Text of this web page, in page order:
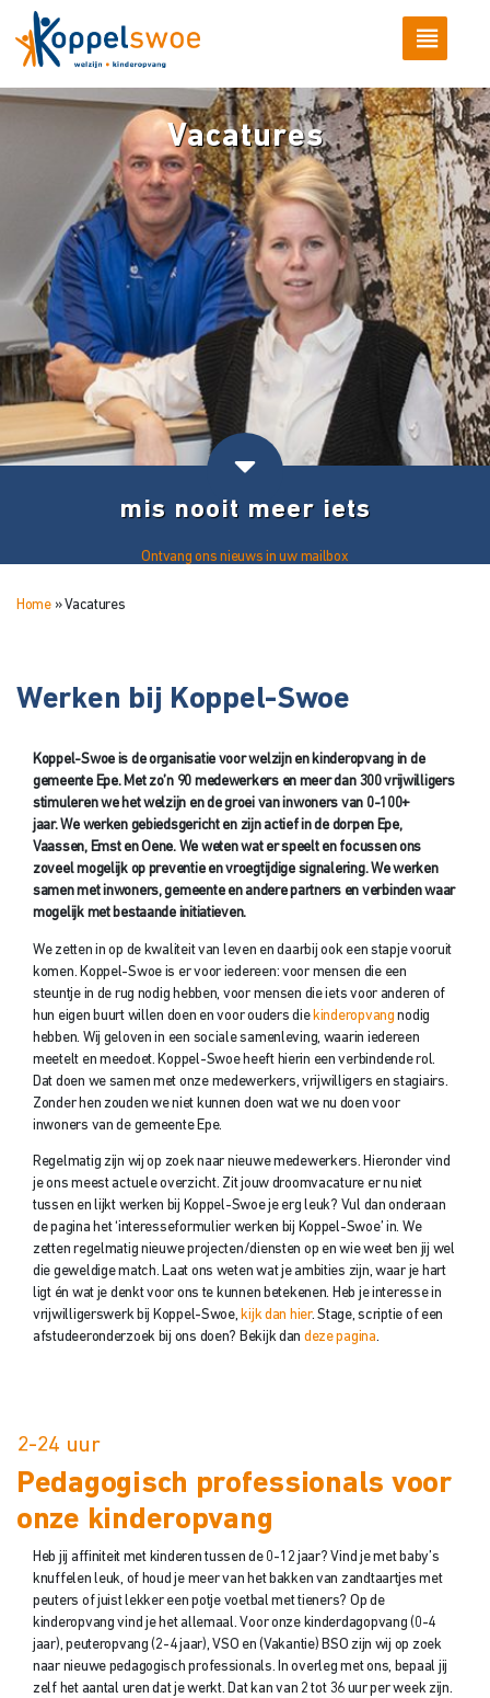
Vacatures
mis nooit meer iets
Ontvang ons nieuws in uw mailbox
Home»Vacatures
Werken bij Koppel-Swoe
Koppel-Swoe is de organisatie voor welzijn en kinderopvang in de
gemeente Epe. Met zo’n 90 medewerkers en meer dan 300 vrijwilligers
stimuleren we het welzijn en de groei van inwoners van 0-100+
jaar. We werken gebiedsgericht en zijn actief in de dorpen Epe,
Vaassen, Emst en Oene. We weten wat er speelt en focussen ons
zoveel mogelijk op preventie en vroegtijdige signalering. We werken
samen met inwoners, gemeente en andere partners en verbinden waar
mogelijk met bestaande initiatieven.
We zetten in op de kwaliteit van leven en daarbij ook een stapje vooruit
komen. Koppel-Swoe is er voor iedereen: voor mensen die een
steuntje in de rug nodig hebben, voor mensen die iets voor anderen of
hun eigen buurt willen doen en voor ouders die kinderopvang nodig
hebben. Wij geloven in een sociale samenleving, waarin iedereen
meetelt en meedoet. Koppel-Swoe heeft hierin een verbindende rol.
Dat doen we samen met onze medewerkers, vrijwilligers en stagiairs.
Zonder hen zouden we niet kunnen doen wat we nu doen voor
inwoners van de gemeente Epe.
Regelmatig zijn wij op zoek naar nieuwe medewerkers. Hieronder vind
je ons meest actuele overzicht. Zit jouw droomvacature er nu niet
tussen en lijkt werken bij Koppel-Swoe je erg leuk? Vul dan onderaan
de pagina het ‘interesseformulier werken bij Koppel-Swoe’ in. We
zetten regelmatig nieuwe projecten/diensten op en wie weet ben jij wel
die geweldige match. Laat ons weten wat je ambities zijn, waar je hart
ligt én wat je denkt voor ons te kunnen betekenen. Heb je interesse in
vrijwilligerswerk bij Koppel-Swoe, kijk dan hier. Stage, scriptie of een
afstudeeronderzoek bij ons doen? Bekijk dan deze pagina.
2-24 uur
Pedagogisch professionals voor
onze kinderopvang
Heb jij affiniteit met kinderen tussen de 0-12 jaar? Vind je met baby’s
knuffelen leuk, of houd je meer van het bakken van zandtaartjes met
peuters of juist lekker een potje voetbal met tieners? Op de
kinderopvang vind je het allemaal. Voor onze kinderdagopvang (0-4
jaar), peuteropvang (2-4 jaar), VSO en (Vakantie) BSO zijn wij op zoek
naar nieuwe pedagogisch professionals. In overleg met ons, bepaal jij
zelf het aantal uren dat je werkt. Dat kan van 2 tot 36 uur per week zijn.